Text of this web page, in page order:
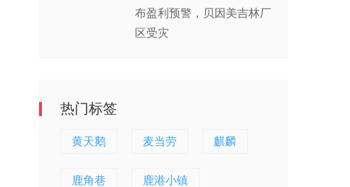
布盈利预警，贝因美吉林厂
区受灾
热门标签
黄天鹅 麦当劳 麒麟
鹿角巷 鹿港小镇